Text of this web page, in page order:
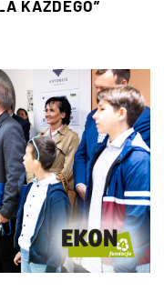
KAŻDEGO”